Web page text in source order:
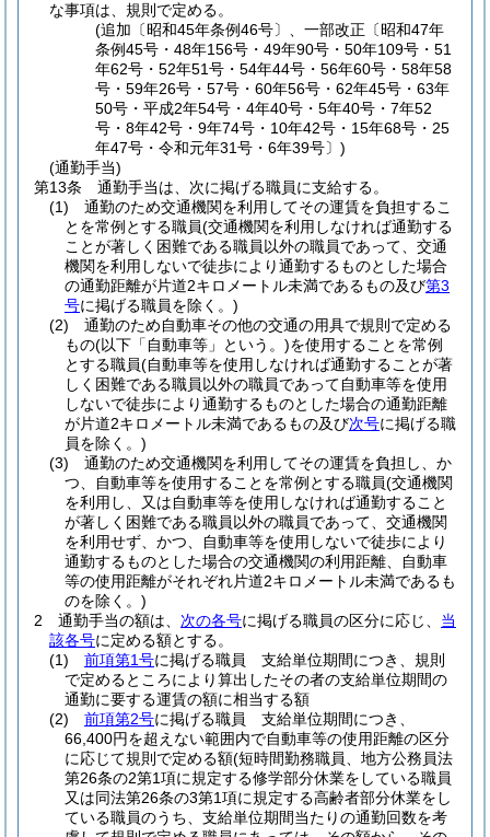
な事項は、規則で定める。
(追加〔昭和45年条例46号〕、一部改正〔昭和47年
条例45号・48年156号・49年90号・50年109号・51
年62号・52年51号・54年44号・56年60号・58年58
号・59年26号・57号・60年56号・62年45号・63年
50号・平成2年54号・4年40号・5年40号・7年52
号・8年42号・9年74号・10年42号・15年68号・25
年47号・令和元年31号・6年39号〕)
(通勤手当)
第13条
通勤手当は、次に掲げる職員に支給する。
(1)
通勤のため交通機関を利用してその運賃を負担するこ
とを常例とする職員(交通機関を利用しなければ通勤する
ことが著しく困難である職員以外の職員であって、交通
機関を利用しないで徒歩により通勤するものとした場合
の通勤距離が片道2キロメートル未満であるもの及び第3
号に掲げる職員を除く。)
(2)
通勤のため自動車その他の交通の用具で規則で定める
もの(以下「自動車等」という。)を使用することを常例
とする職員(自動車等を使用しなければ通勤することが著
しく困難である職員以外の職員であって自動車等を使用
しないで徒歩により通勤するものとした場合の通勤距離
が片道2キロメートル未満であるもの及び次号に掲げる職
員を除く。)
(3)
通勤のため交通機関を利用してその運賃を負担し、か
つ、自動車等を使用することを常例とする職員(交通機関
を利用し、又は自動車等を使用しなければ通勤すること
が著しく困難である職員以外の職員であって、交通機関
を利用せず、かつ、自動車等を使用しないで徒歩により
通勤するものとした場合の交通機関の利用距離、自動車
等の使用距離がそれぞれ片道2キロメートル未満であるも
のを除く。)
2
通勤手当の額は、 次の各号に掲げる職員の区分に応じ、 当
該各号に定める額とする。
(1)
前項第1号に掲げる職員 支給単位期間につき、規則
で定めるところにより算出したその者の支給単位期間の
通勤に要する運賃の額に相当する額
(2)
前項第2号に掲げる職員 支給単位期間につき、
66,400円を超えない範囲内で自動車等の使用距離の区分
に応じて規則で定める額(短時間勤務職員、地方公務員法
第26条の2第1項に規定する修学部分休業をしている職員
又は同法第26条の3第1項に規定する高齢者部分休業をし
ている職員のうち、支給単位期間当たりの通勤回数を考